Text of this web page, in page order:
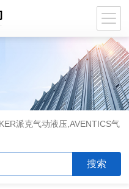
派克气动液压,AVENTICS气